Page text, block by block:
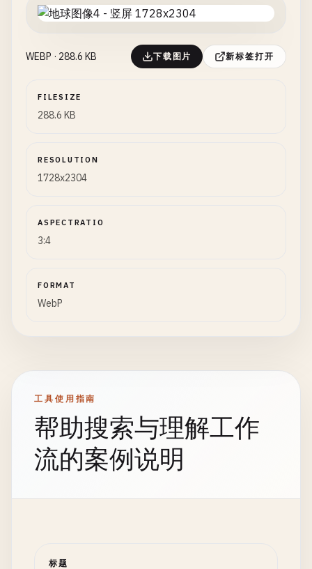
WEBP · 288.6 KB 下载图片 新标签打开
FILESIZE
288.6 KB
RESOLUTION
1728x2304
ASPECTRATIO
3:4
FORMAT
WebP
工具使用指南
帮助搜索与理解工作
流的案例说明
标题